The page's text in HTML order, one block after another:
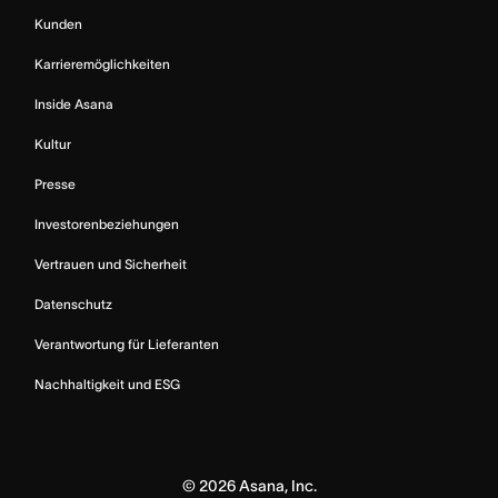
Kunden
Karrieremöglichkeiten
Inside Asana
Kultur
Presse
Investorenbeziehungen
Vertrauen und Sicherheit
Datenschutz
Verantwortung für Lieferanten
Nachhaltigkeit und ESG
© 2026Asana, Inc.